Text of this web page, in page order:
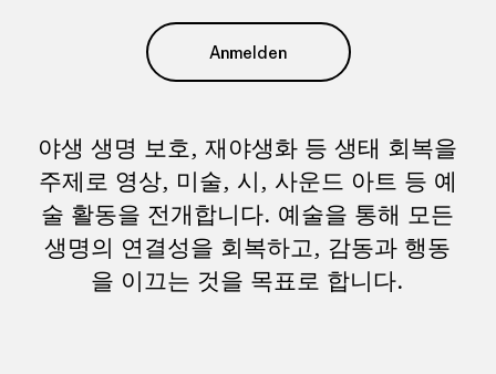
Anmelden
야생 생명 보호, 재야생화 등 생태 회복을
주제로 영상, 미술, 시, 사운드 아트 등 예
술 활동을 전개합니다. 예술을 통해 모든
생명의 연결성을 회복하고, 감동과 행동
을 이끄는 것을 목표로 합니다.